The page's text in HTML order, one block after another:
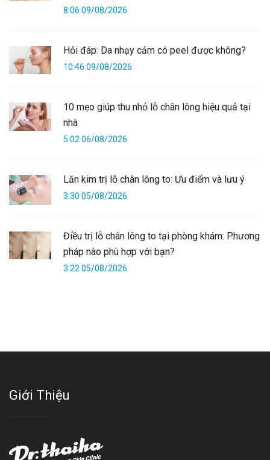
8:06 09/08/2026
Hỏi đáp: Da nhạy cảm có peel được không?
10:46 09/08/2026
10 mẹo giúp thu nhỏ lỗ chân lông hiệu quả tại
nhà
5:02 06/08/2026
Lăn kim trị lỗ chân lông to: Ưu điểm và lưu ý
3:30 05/08/2026
Điều trị lỗ chân lông to tại phòng khám: Phương
pháp nào phù hợp với bạn?
3:22 05/08/2026
Giới Thiệu